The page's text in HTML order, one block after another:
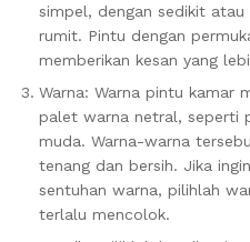
simpel, dengan sedikit
rumit. Pintu dengan
memberikan kesan yang
Warna: Warna pintu kamar
palet warna netral, seperti
muda. Warna-warna
tenang dan bersih. Jika
sentuhan warna, pilihlah
terlalu mencolok.